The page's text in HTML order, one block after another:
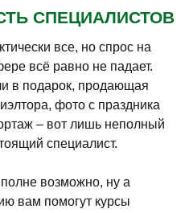
СПЕЦИАЛИСТОВ
все, но спрос на
всё равно не падает.
в подарок, продающая
фото с праздника
– вот лишь неполный
специалист.
возможно, ну а
вам помогут курсы